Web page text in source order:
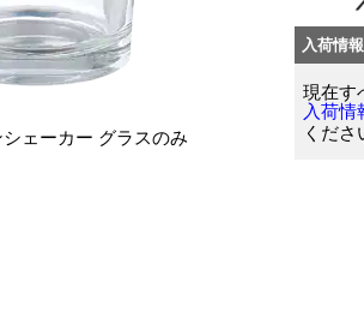
ェーカー グラスのみ
入荷情報
現在す
入荷情
くださ